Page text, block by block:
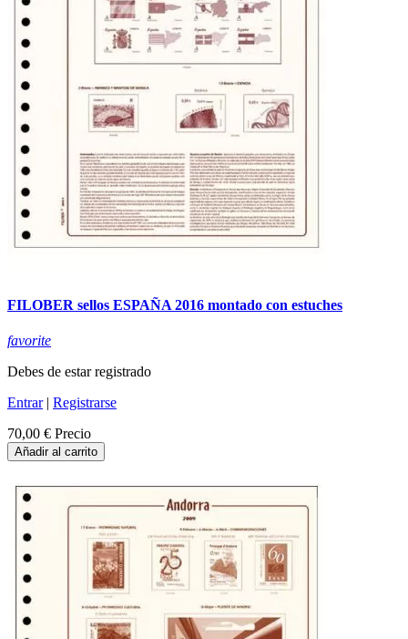
FILOBER sellos ESPAÑA 2016 montado con estuches
favorite
Debes de estar registrado
Entrar| Registrarse
70,00 € Precio
Añadir al carrito